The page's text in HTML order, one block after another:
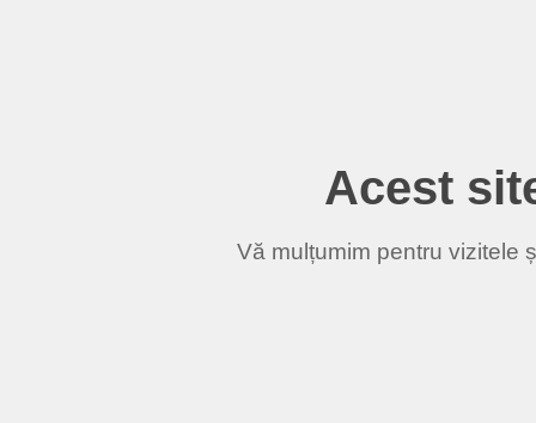
Acest
Vă mulțumim pentru vizitele